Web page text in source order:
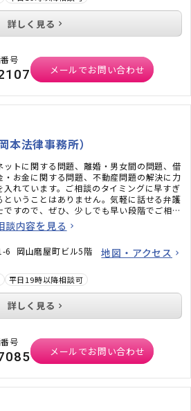
詳しく見る
号
メールでお問い合わせ
法律事務所）
ットに関する問題、離婚・男女間の問題、借
・お金に関する問題、不動産問題の解決に力
入れています。ご相談のタイミングに早すぎ
ということはありません。気軽に話せる弁護
ですので、ぜひ、少しでも早い段階でご相談
ださい。お気持ちの部分にもしっかりと寄り
いながら、今できること・やるべきことをア
談内容を見る
6 岡山磨屋町ビル5階 地図・アクセス
平日19時以降相談可
詳しく見る
号
メールでお問い合わせ